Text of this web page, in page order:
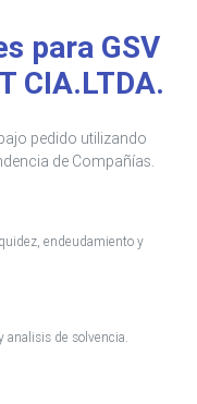
para GSV
CIA.LTDA.
pedido utilizando
de Compañías.
endeudamiento y
analisis de solvencia.